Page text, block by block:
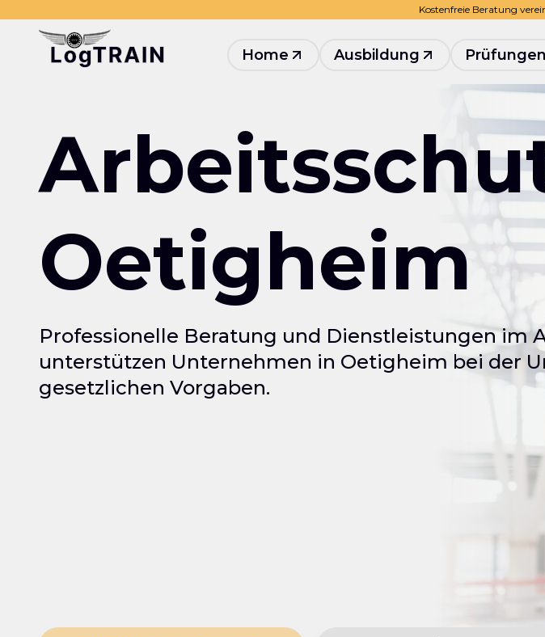
Kostenfreie Beratung
Home Ausbildung Prüfungen
Oetigheim
Professionelle Beratung und Dienstleistungen im
unterstützen Unternehmen in Oetigheim bei der
gesetzlichen Vorgaben.